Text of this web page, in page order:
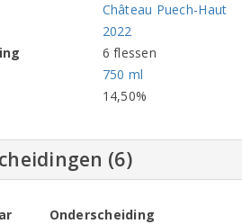
Château Puech-Haut
2022
6 flessen
750 ml
14,50%
(6)
Onderscheiding